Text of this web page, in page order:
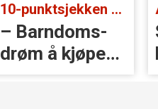
10-punktsjekken med Christian Paasche:
– Barndoms­
drøm å kjøpe
BMW